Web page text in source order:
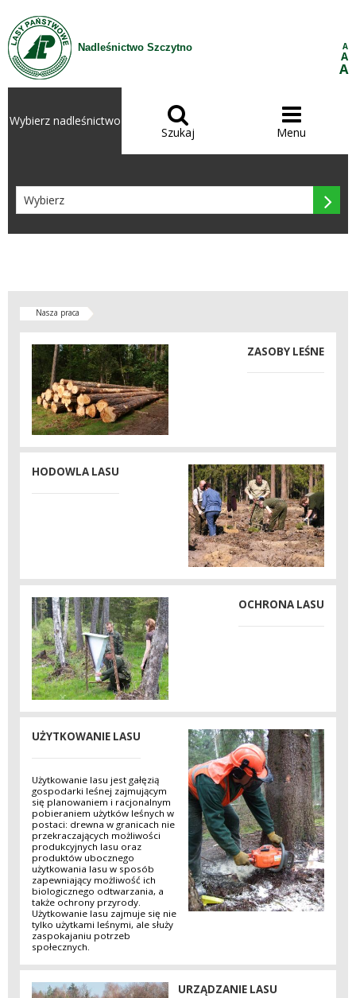
Przejdź do treści
Nadleśnictwo Szczytno A
A
A
Wybierz nadleśnictwo 
Szukaj

Menu

Nasza praca
ZASOBY LEŚNE
HODOWLA LASU
OCHRONA LASU
UŻYTKOWANIE LASU
Użytkowanie lasu jest gałęzią
gospodarki leśnej zajmującym
się planowaniem i racjonalnym
pobieraniem użytków leśnych w
postaci: drewna w granicach nie
przekraczających możliwości
produkcyjnych lasu oraz
produktów ubocznego
użytkowania lasu w sposób
zapewniający możliwość ich
biologicznego odtwarzania, a
także ochrony przyrody.
Użytkowanie lasu zajmuje się nie
tylko użytkami leśnymi, ale służy
zaspokajaniu potrzeb
społecznych.
URZĄDZANIE LASU